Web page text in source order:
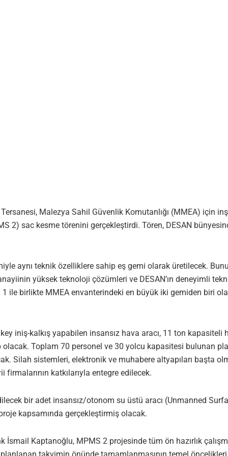
Malezya Sahil Güvenlik Komutanlığı (MMEA) için
2) sac kesme törenini gerçekleştirdi. Tören, DESAN
aynı teknik özelliklere sahip eş gemi olarak üretilecek.
yüksek teknoloji çözümleri ve DESAN’ın deneyimli
ile birlikte MMEA envanterindeki en büyük iki gemiden biri
iniş-kalkış yapabilen insansız hava aracı, 11 ton
Toplam 70 personel ve 30 yolcu kapasitesi bulunan
Silah sistemleri, elektronik ve muhabere altyapıları başta
katkılarıyla entegre edilecek.
bir adet insansız/otonom su üstü aracı (Unmanned
kapsamında gerçekleştirmiş olacak.
İsmail Kaptanoğlu, MPMS 2 projesinde tüm ön hazırlık